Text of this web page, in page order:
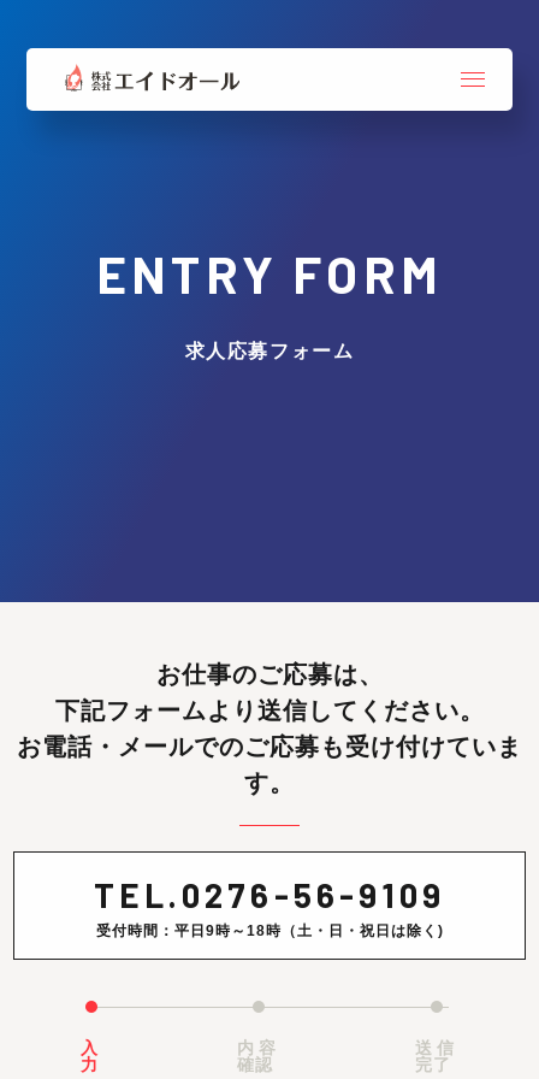
ENTRY FORM
求人応募フォーム
お仕事のご応募は、
下記フォームより送信してください。
お電話・メールでのご応募も受け付けていま
す。
TEL. 0276-56-9109
受付時間：平日9時～18時（土・日・祝日は除く)
入
力
内容
確認
送信
完了